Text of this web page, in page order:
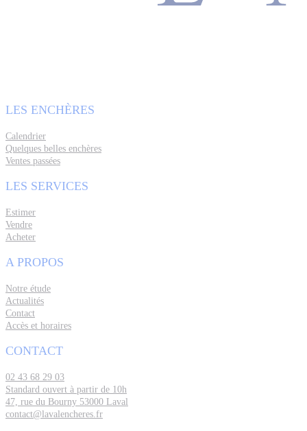
LES ENCHÈRES
Calendrier
Quelques belles enchères
Ventes passées
LES SERVICES
Estimer
Vendre
Acheter
A PROPOS
Notre étude
Actualités
Contact
Accès et horaires
CONTACT
02 43 68 29 03
Standard ouvert à partir de 10h
47, rue du Bourny 53000 Laval
contact@lavalencheres.fr